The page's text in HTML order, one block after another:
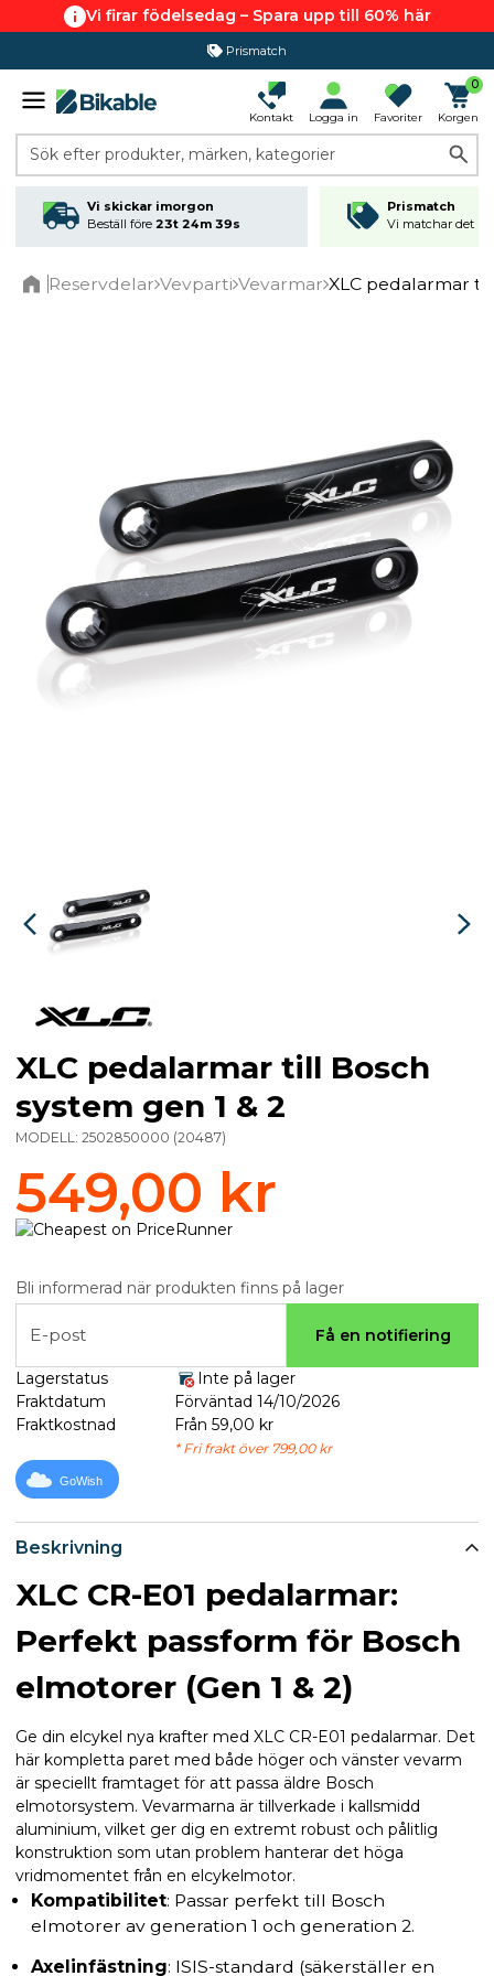
Vi firar födelsedag – Spara upp till 60% här
Prismatch
Kontakt Logga in Favoriter
0
Korgen
Sök efter produkter, märken, kategorier
Vi skickar imorgon
Beställ före 23t 24m 39s
Prismatch
Vi matchar det
Reservdelar Vevparti Vevarmar XLC pedalarmar
Beskrivning
XLC CR-E01 pedalarmar:
Perfekt passform för Bosch
elmotorer (Gen 1 & 2)
Ge din elcykel nya krafter med XLC CR-E01 pedalarmar. Det
här kompletta paret med både höger och vänster vevarm
är speciellt framtaget för att passa äldre Bosch
elmotorsystem. Vevarmarna är tillverkade i kallsmidd
aluminium, vilket ger dig en extremt robust och pålitlig
konstruktion som utan problem hanterar det höga
vridmomentet från en elcykelmotor.
Kompatibilitet: Passar perfekt till Bosch
elmotorer av generation 1 och generation 2.
Axelinfästning: ISIS-standard (säkerställer en
XLC pedalarmar till Bosch
system gen 1 & 2
MODELL: 2502850000 (20487)
549,00 kr
Bli informerad när produkten finns på lager
E-post Få en notifiering
Lagerstatus
Inte på lager
Fraktdatum
Förväntad 14/10/2026
Fraktkostnad
Från 59,00 kr
* Fri frakt över 799,00 kr
GoWish